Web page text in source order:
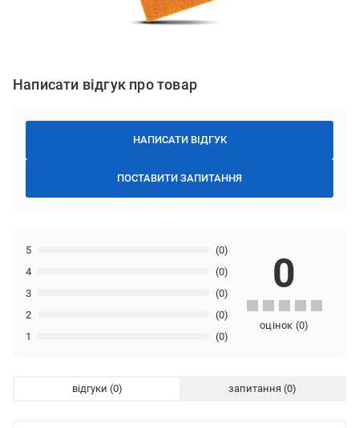
Написати відгук про товар
НАПИСАТИ ВІДГУК
ПОСТАВИТИ ЗАПИТАННЯ
1 (0)
2 (0)
3 (0)
4 (0)
5 (0)
0
оцінок (0)
відгуки запитання